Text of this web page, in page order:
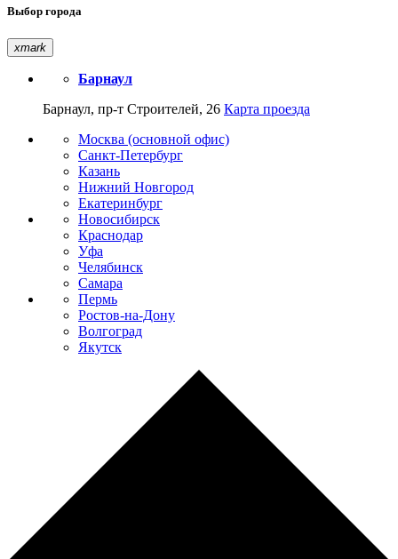
Выбор города
xmark
Барнаул
Барнаул, пр-т Строителей, 26 Карта проезда
Москва (основной офис)
Санкт-Петербург
Казань
Нижний Новгород
Екатеринбург
Новосибирск
Краснодар
Уфа
Челябинск
Самара
Пермь
Ростов-на-Дону
Волгоград
Якутск